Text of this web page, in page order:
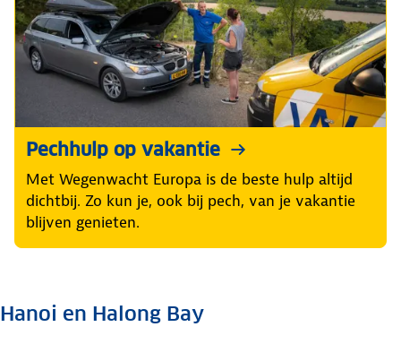
Pechhulp op vakantie
Met Wegenwacht Europa is de beste hulp altijd
dichtbij. Zo kun je, ook bij pech, van je vakantie
blijven genieten.
Hanoi en Halong Bay